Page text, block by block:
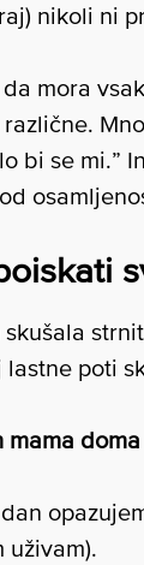
nikoli ni
mora
bi se mi.”
poti
mama
uživam).